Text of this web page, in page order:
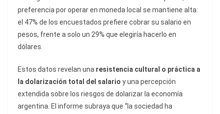
preferencia por operar en moneda local se mantiene alta:
el 47% de los encuestados prefiere cobrar su salario en
pesos, frente a solo un 29% que elegiría hacerlo en
dólares.
Estos datos revelan una resistencia cultural o práctica a
la dolarización total del salario y una percepción
extendida sobre los riesgos de dolarizar la economía
argentina. El informe subraya que “la sociedad ha